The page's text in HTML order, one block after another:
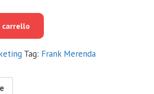
è:
carrello
Tag: Frank Merenda